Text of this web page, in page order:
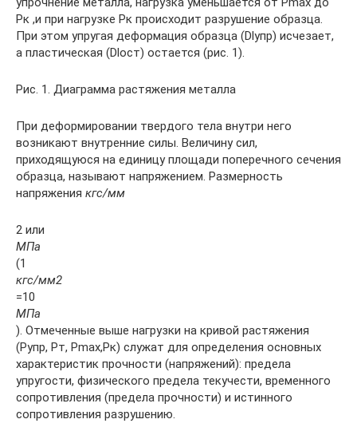
Рк ,и при нагрузке Рк происходит разрушение образца.
При этом упругая деформация образца (Dlупр) исчезает,
а пластическая (Dlост) остается (рис. 1).
Рис. 1. Диаграмма растяжения металла
При деформировании твердого тела внутри него
возникают внутренние силы. Величину сил,
приходящуюся на единицу площади поперечного сечения
образца, называют напряжением. Размерность
напряжения кгс/мм
2 или
МПа
(1
кгс/мм2
=10
МПа
). Отмеченные выше нагрузки на кривой растяжения
(Рупр, Рт, Рmax,Рк) служат для определения основных
характеристик прочности (напряжений): предела
упругости, физического предела текучести, временного
сопротивления (предела прочности) и истинного
сопротивления разрушению.